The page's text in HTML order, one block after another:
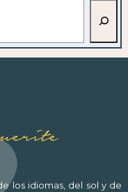
los idiomas, del sol y de